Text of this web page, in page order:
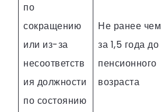
по
сокращению
или из-за
несоответств
ия должности
по состоянию
Не ранее чем
за 1,5 года до
пенсионного
возраста